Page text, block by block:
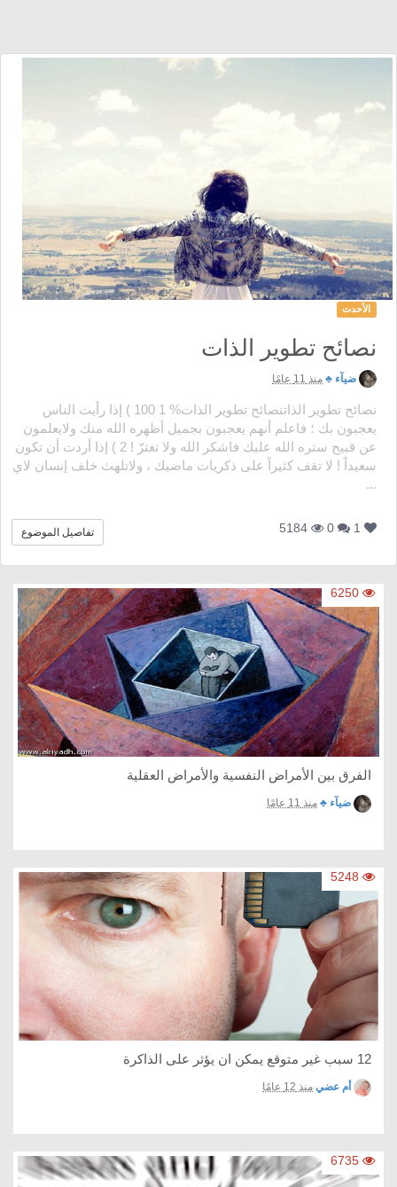
الأحدث
نصائح تطوير الذات
ضيآء ♣ منذ 11 عامًا
نصائح تطوير الذاتنصائح تطوير الذات% 100 1 ) إذا رأيت الناس
يعجبون بك ؛ فاعلم أنهم يعجبون بجميل أظهره الله منك ولايعلمون
عن قبيح ستره الله عليك فاشكر الله ولا تغترّ ! 2 ) إذا أردت أن تكون
سعيداً ! لا تقف كثيراً على ذكريات ماضيك ، ولاتلهث خلف إنسان لاي
1
0
5184 تفاصيل الموضوع
6250
الفرق بين الأمراض النفسية والأمراض العقلية
ضيآء ♣ منذ 11 عامًا
5248
12 سبب غير متوقع يمكن ان يؤثر على الذاكرة
أم عضي منذ 12 عامًا
6735